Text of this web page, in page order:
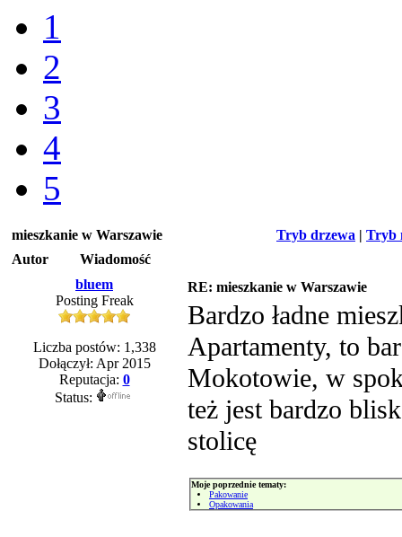
1
2
3
4
5
Tryb drzewa | Tryb
mieszkanie w Warszawie
Autor
Wiadomość
bluem
Posting Freak
Liczba postów: 1,338
Dołączył: Apr 2015
Reputacja: 0
Status:
RE: mieszkanie w Warszawie
Bardzo ładne
Apartamenty, to
Mokotowie, w
też jest bardzo
stolicę
Moje poprzednie tematy:
Pakowanie
Opakowania